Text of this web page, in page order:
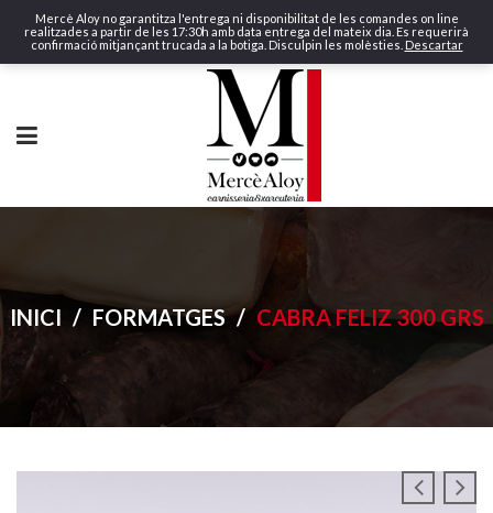
Mercè Aloy no garantitza l'entrega ni disponibilitat de les comandes on line
realitzades a partir de les 17:30h amb data entrega del mateix dia. Es requerirà
confirmació mitjançant trucada a la botiga. Disculpin les molèsties. Descartar
INICI / FORMATGES / CABRA FELIZ 300 GRS